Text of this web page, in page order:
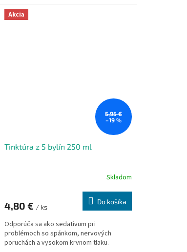
Akcia
5,95 €
–19 %
Tinktúra z 5 bylín 250 ml
Skladom
4,80 € / ks
Do košíka
Odporúča sa ako sedatívum pri
problémoch so spánkom, nervových
poruchách a vysokom krvnom tlaku.